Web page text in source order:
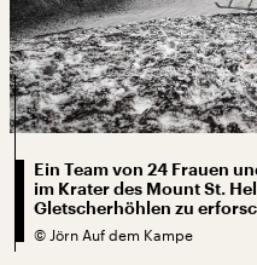
Ein Team von 24 Frauen
im Krater des Mount St.
Gletscherhöhlen zu
© Jörn Auf dem Kampe